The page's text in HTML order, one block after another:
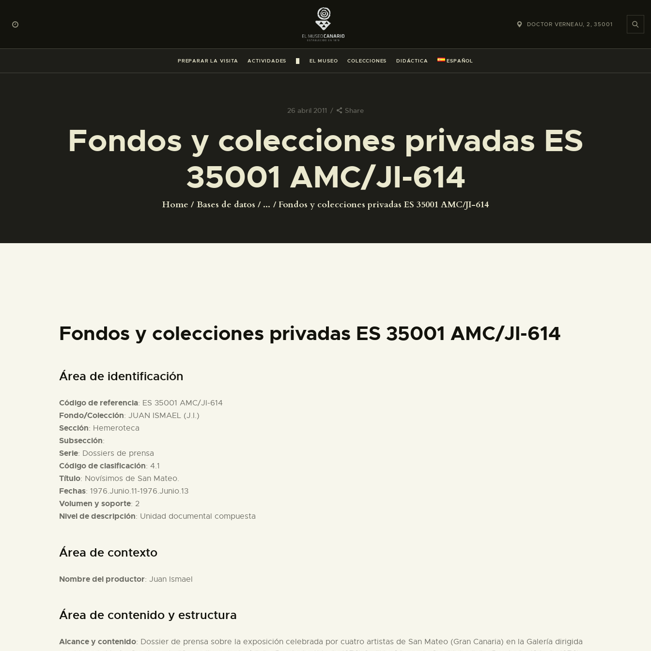
DOCTOR VERNEAU, 2, 35001
PREPARAR LA VISITA ACTIVIDADES EL MUSEO COLECCIONES DIDÁCTICA ESPAÑOL
26 abril 2011 Share
Fondos y colecciones privadas ES
35001 AMC/JI-614
Home Bases de datos ... Fondos y colecciones privadas ES 35001 AMC/JI-614
PREPARAR LA VISITA
ACTIVIDADES
█
COLECCIONES
DIDÁCTICA
ESPAÑOL
Fondos y colecciones privadas ES 35001 AMC/JI-614
Área de identificación
Código de referencia: ES 35001 AMC/JI-614
Fondo/Colección: JUAN ISMAEL (J.I.)
Sección: Hemeroteca
Subsección:
Serie: Dossiers de prensa
Código de clasificación: 4.1
Título: Novísimos de San Mateo.
Fechas: 1976.Junio.11-1976.Junio.13
Volumen y soporte: 2
Nivel de descripción: Unidad documental compuesta
Área de contexto
Nombre del productor: Juan Ismael
Área de contenido y estructura
Alcance y contenido: Dossier de prensa sobre la exposición celebrada por cuatro artistas de San Mateo (Gran Canaria) en la Galería dirigida